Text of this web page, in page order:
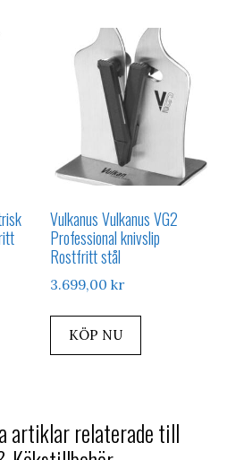
Vulkanus Vulkanus VG2
Professional knivslip
Rostfritt stål
3.699,00kr
KÖP NU
artiklar relaterade till